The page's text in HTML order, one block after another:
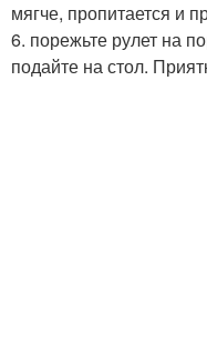
мягче, пропитается и
6. порежьте рулет на
подайте на стол.